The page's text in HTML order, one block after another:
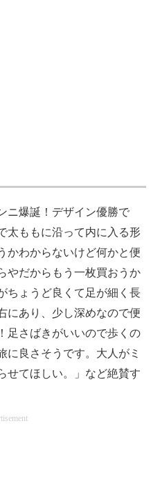
ニ爆誕！デザイン優勝で
太ももに沿って内に入る形
かわからないけど何かと便
やだからもう一枚買おうか
ちょうど良くて足が細く長
にあり、少し深めなので便
足さばきがいいので歩くの
に良さそうです。大人がミ
せてほしい。」など絶賛す